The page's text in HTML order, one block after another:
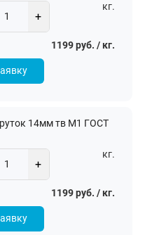
+
кг.
1199 руб. / кг.
14мм тв М1 ГОСТ
+
кг.
1199 руб. / кг.